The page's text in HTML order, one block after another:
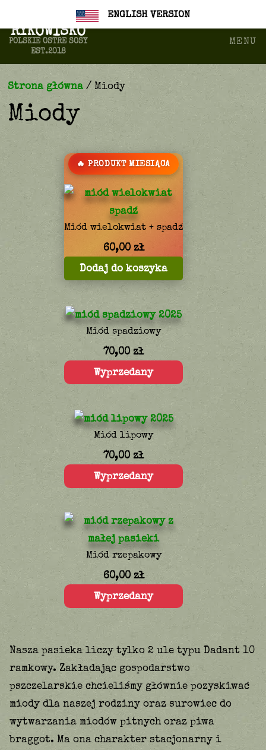
ENGLISH VERSION
biuro@farmachili.pl
RYKOWISKO
POLSKIE OSTRE SOSY
EST.2018
MENU
Strona główna/ Miody
Miody
PRODUKT MIESIĄCA
Miód wielokwiat + spadź
60,00 zł
Dodaj do koszyka
Miód spadziowy
70,00zł
Wyprzedany
Miód lipowy
70,00 zł
Wyprzedany
Miód rzepakowy
60,00zł
Wyprzedany
Nasza pasieka liczy tylko 2 ule typu Dadant 10
ramkowy. Zakładając gospodarstwo
pszczelarskie chcieliśmy głównie pozyskiwać
miody dla naszej rodziny oraz surowiec do
wytwarzania miodów pitnych oraz piwa
braggot. Ma ona charakter stacjonarny i